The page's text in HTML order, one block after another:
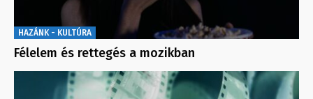
HAZÁNK - KULTÚRA
Félelem és rettegés a mozikban